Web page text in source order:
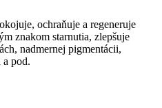
ochraňuje a regeneruje
znakom starnutia, zlepšuje
nadmernej pigmentácii,
pod.